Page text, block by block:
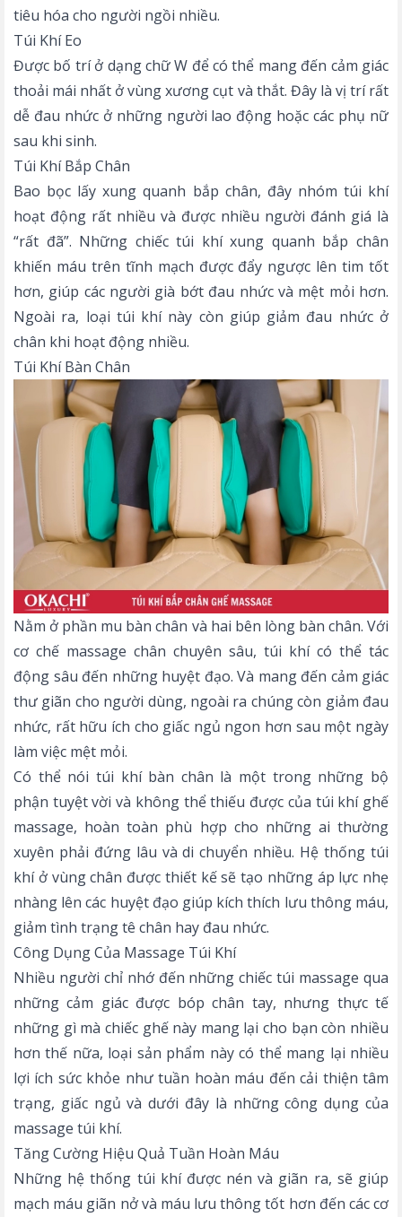
tiêu hóa cho người ngồi nhiều.
Túi Khí Eo
Được bố trí ở dạng chữ W để có thể mang đến cảm giác
thoải mái nhất ở vùng xương cụt và thắt. Đây là vị trí rất
dễ đau nhức ở những người lao động hoặc các phụ nữ
sau khi sinh.
Túi Khí Bắp Chân
Bao bọc lấy xung quanh bắp chân, đây nhóm túi khí
hoạt động rất nhiều và được nhiều người đánh giá là
“rất đã”. Những chiếc túi khí xung quanh bắp chân
khiến máu trên tĩnh mạch được đẩy ngược lên tim tốt
hơn, giúp các người già bớt đau nhức và mệt mỏi hơn.
Ngoài ra, loại túi khí này còn giúp giảm đau nhức ở
chân khi hoạt động nhiều.
Túi Khí Bàn Chân
Nằm ở phần mu bàn chân và hai bên lòng bàn chân. Với
cơ chế massage chân chuyên sâu, túi khí có thể tác
động sâu đến những huyệt đạo. Và mang đến cảm giác
thư giãn cho người dùng, ngoài ra chúng còn giảm đau
nhức, rất hữu ích cho giấc ngủ ngon hơn sau một ngày
làm việc mệt mỏi.
Có thể nói túi khí bàn chân là một trong những bộ
phận tuyệt vời và không thể thiếu được của túi khí ghế
massage, hoàn toàn phù hợp cho những ai thường
xuyên phải đứng lâu và di chuyển nhiều. Hệ thống túi
khí ở vùng chân được thiết kế sẽ tạo những áp lực nhẹ
nhàng lên các huyệt đạo giúp kích thích lưu thông máu,
giảm tình trạng tê chân hay đau nhức.
Công Dụng Của Massage Túi Khí
Nhiều người chỉ nhớ đến những chiếc túi massage qua
những cảm giác được bóp chân tay, nhưng thực tế
những gì mà chiếc ghế này mang lại cho bạn còn nhiều
hơn thế nữa, loại sản phẩm này có thể mang lại nhiều
lợi ích sức khỏe như tuần hoàn máu đến cải thiện tâm
trạng, giấc ngủ và dưới đây là những công dụng của
massage túi khí.
Tăng Cường Hiệu Quả Tuần Hoàn Máu
Những hệ thống túi khí được nén và giãn ra, sẽ giúp
mạch máu giãn nở và máu lưu thông tốt hơn đến các cơ